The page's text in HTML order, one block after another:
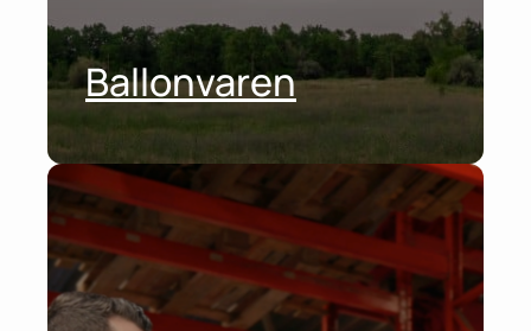
Ballonvaren